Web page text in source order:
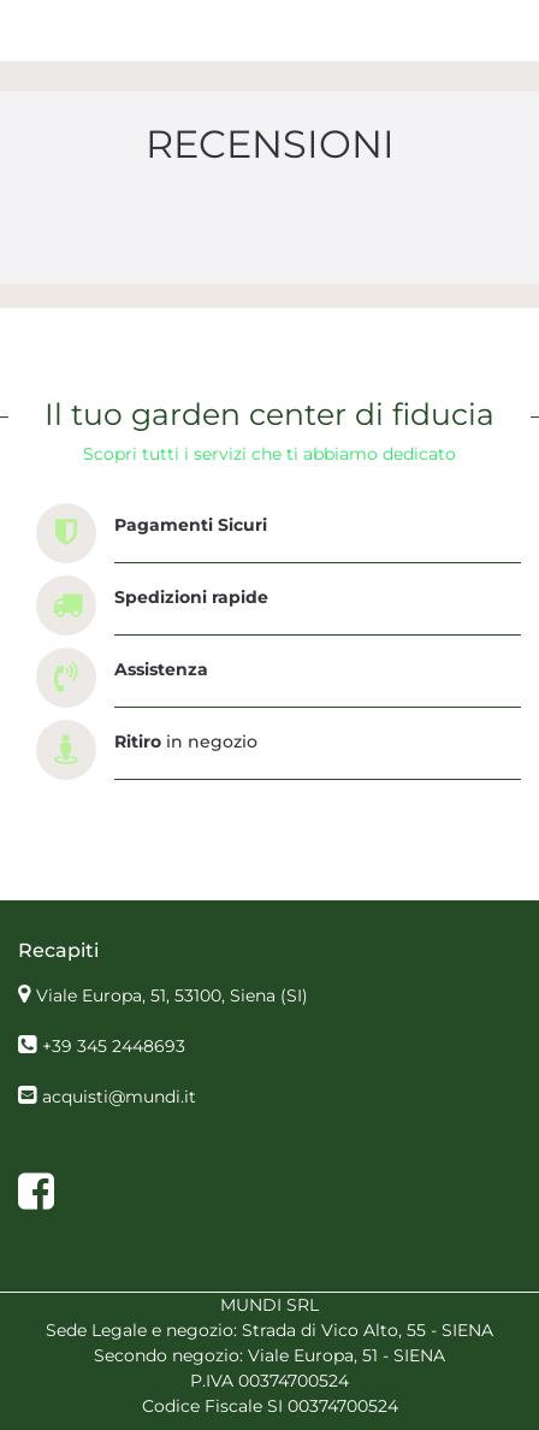
RECENSIONI
Il tuo garden center di fiducia
Scopri tutti i servizi che ti abbiamo dedicato
Pagamenti Sicuri
Spedizioni rapide
Assistenza
Ritiro in negozio
Recapiti
Viale Europa, 51, 53100, Siena (SI)
+39 345 2448693
acquisti@mundi.it
Facebook
MUNDI SRL
Sede Legale e negozio: Strada di Vico Alto, 55 - SIENA
Secondo negozio: Viale Europa, 51 - SIENA
P.IVA 00374700524
Codice Fiscale SI 00374700524